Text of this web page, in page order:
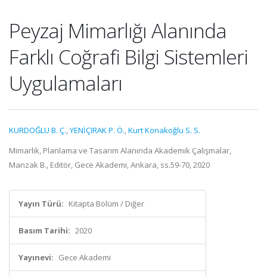
Peyzaj Mimarlığı Alanında
Farklı Coğrafi Bilgi Sistemleri
Uygulamaları
KURDOĞLU B. Ç.,YENİÇIRAK P. Ö.,Kurt Konakoğlu S. S.
Mimarlık, Planlama ve Tasarım Alanında Akademik Çalışmalar,
Manzak B., Editör, Gece Akademi, Ankara, ss.59-70, 2020
Yayın Türü: Kitapta Bölüm / Diğer
Basım Tarihi: 2020
Yayınevi: Gece Akademi